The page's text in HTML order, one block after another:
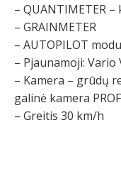
– QUANTIMETER
– GRAINMETER
– AUTOPILOT
– Pjaunamoji: Vario
– Kamera – grūdų
galinė kamera
– Greitis 30 km/h